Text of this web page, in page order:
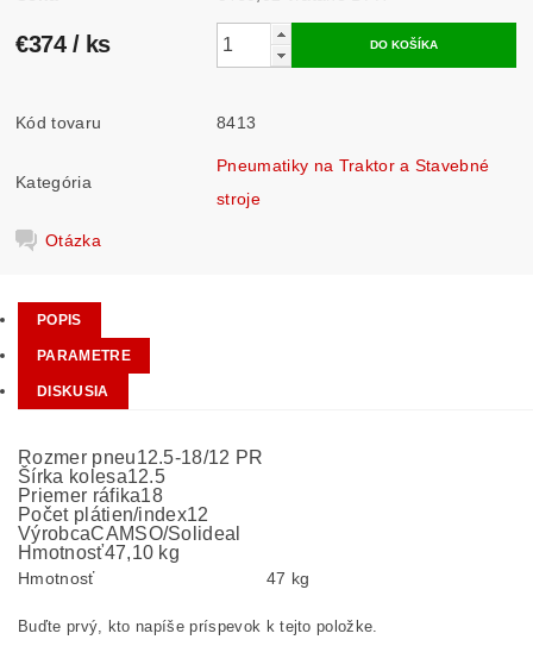
€374 / ks
Kód tovaru 8413
Kategória
Pneumatiky na Traktor a Stavebné
stroje
Otázka
POPIS
PARAMETRE
DISKUSIA
Rozmer pneu12.5-18/12 PR
Šírka kolesa12.5
Priemer ráfika18
Počet plátien/index12
VýrobcaCAMSO/Solideal
Hmotnosť47,10 kg
Hmotnosť 47 kg
Buďte prvý, kto napíše príspevok k tejto položke.